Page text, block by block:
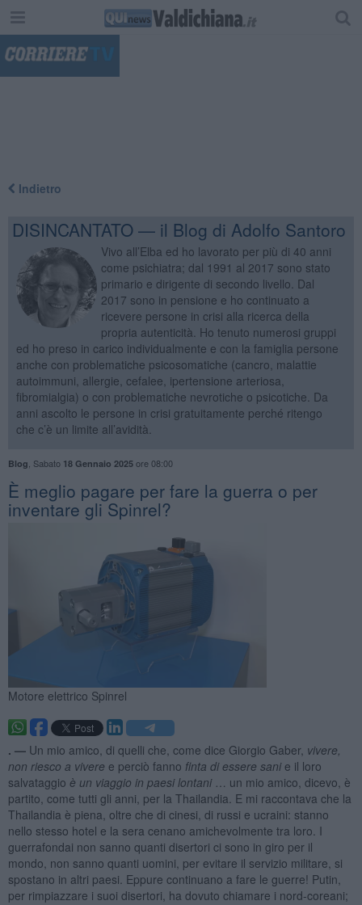
Indietro
DISINCANTATO — il Blog di Adolfo Santoro
Vivo all’Elba ed ho lavorato per più di 40 anni
come psichiatra; dal 1991 al 2017 sono stato
primario e dirigente di secondo livello. Dal
2017 sono in pensione e ho continuato a
ricevere persone in crisi alla ricerca della
propria autenticità. Ho tenuto numerosi gruppi
ed ho preso in carico individualmente e con la famiglia persone
anche con problematiche psicosomatiche (cancro, malattie
autoimmuni, allergie, cefalee, ipertensione arteriosa,
fibromialgia) o con problematiche nevrotiche o psicotiche. Da
anni ascolto le persone in crisi gratuitamente perché ritengo
che c’è un limite all’avidità.
Blog Sabato 18 Gennaio 2025ore 08:00
È meglio pagare per fare la guerra o per
inventare gli Spinrel?
Motore elettrico Spinrel
. — Un mio amico, di quelli che, come dice Giorgio Gaber, vivere,
non riesco a vivere e perciò fanno finta di essere sanie il loro
salvataggio è un viaggio in paesi lontani… un mio amico, dicevo, è
partito, come tutti gli anni, per la Thailandia. E mi raccontava che la
Thailandia è piena, oltre che di cinesi, di russi e ucraini: stanno
nello stesso hotel e la sera cenano amichevolmente tra loro. I
guerrafondai non sanno quanti disertori ci sono in giro per il
mondo, non sanno quanti uomini, per evitare il servizio militare, si
spostano in altri paesi. Eppure continuano a fare le guerre! Putin,
per rimpiazzare i suoi disertori, ha dovuto chiamare i nord-coreani;